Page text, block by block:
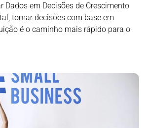
Dados em Decisões de Crescimento
tomar decisões com base em
é o caminho mais rápido para o